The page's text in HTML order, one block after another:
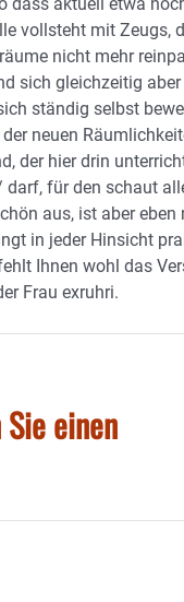
dass aktuell etwa
vollsteht mit Zeugs,
nicht mehr
sich gleichzeitig
ständig selbst
neuen
der hier drin
darf, für den schaut
aus, ist aber eben
in jeder Hinsicht
Ihnen wohl das
Frau exruhri.
einen